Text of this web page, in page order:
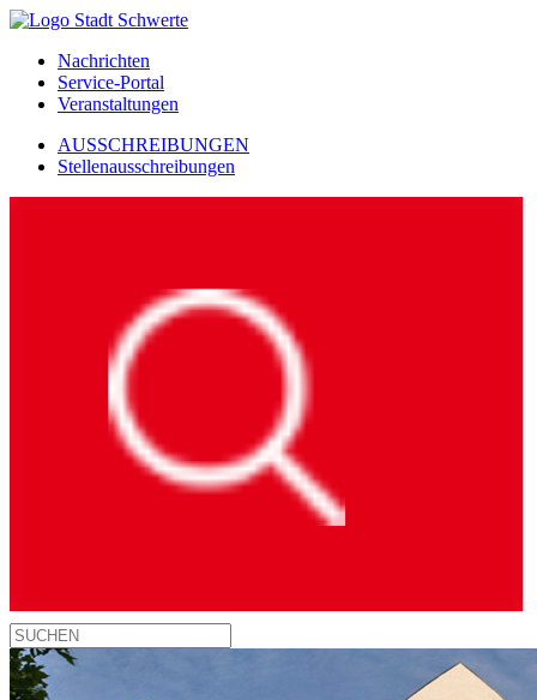
Nachrichten
Service-Portal
Veranstaltungen
AUSSCHREIBUNGEN
Stellenausschreibungen